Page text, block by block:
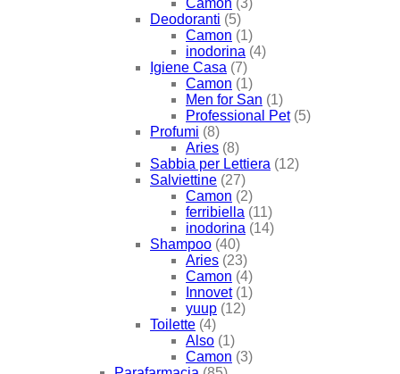
Camon (3)
Deodoranti (5)
Camon (1)
inodorina (4)
Igiene Casa (7)
Camon (1)
Men for San (1)
Professional Pet (5)
Profumi (8)
Aries (8)
Sabbia per Lettiera (12)
Salviettine (27)
Camon (2)
ferribiella (11)
inodorina (14)
Shampoo (40)
Aries (23)
Camon (4)
Innovet (1)
yuup (12)
Toilette (4)
Also (1)
Camon (3)